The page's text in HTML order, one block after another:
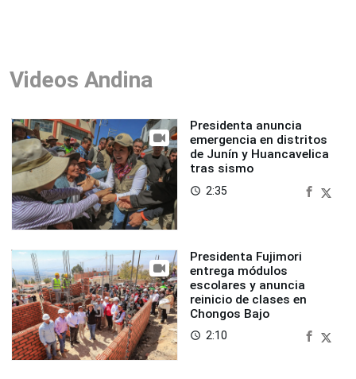
Videos Andina
Presidenta anuncia
emergencia en distritos
de Junín y Huancavelica
tras sismo
access_time 2:35
Presidenta Fujimori
entrega módulos
escolares y anuncia
reinicio de clases en
Chongos Bajo
access_time 2:10